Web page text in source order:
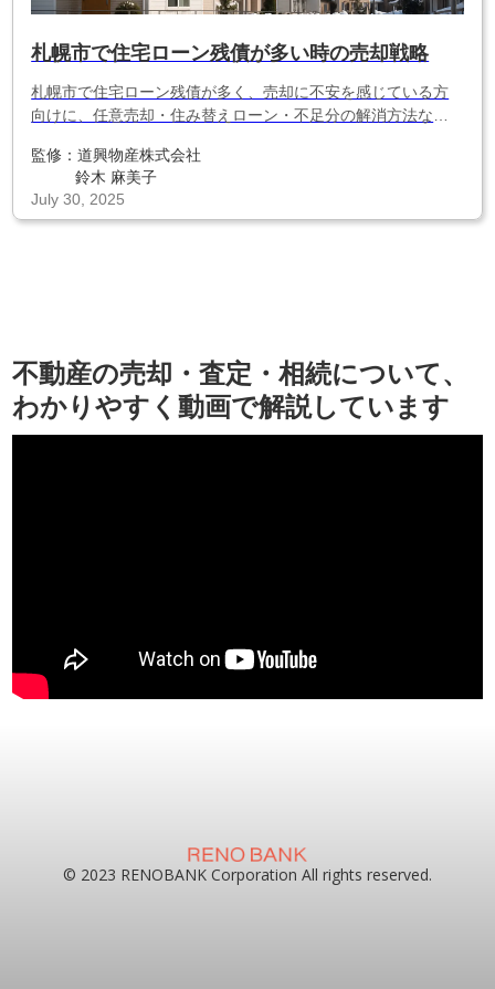
札幌市で住宅ローン残債が多い時の売却戦略
札幌市で住宅ローン残債が多く、売却に不安を感じている方
向けに、任意売却・住み替えローン・不足分の解消方法など
意点も紹介します。
監修：道興物産株式会社
鈴木 麻美子
July 30, 2025
不動産の売却・査定・相続について、
わかりやすく動画で解説しています
© 2023 RENOBANK Corporation All rights reserved.